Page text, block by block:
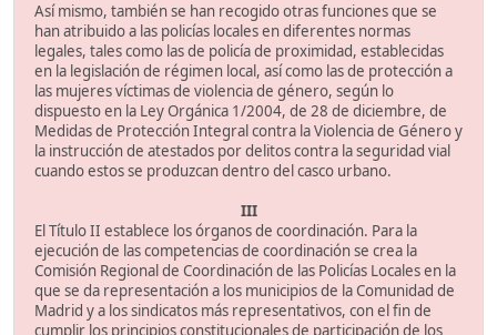
Así mismo, también se han recogido otras funciones que se
han atribuido a las policías locales en diferentes normas
legales, tales como las de policía de proximidad, establecidas
en la legislación de régimen local, así como las de protección a
las mujeres víctimas de violencia de género, según lo
dispuesto en la Ley Orgánica 1/2004, de 28 de diciembre, de
Medidas de Protección Integral contra la Violencia de Género y
la instrucción de atestados por delitos contra la seguridad vial
cuando estos se produzcan dentro del casco urbano.
III
El Título II establece los órganos de coordinación. Para la
ejecución de las competencias de coordinación se crea la
Comisión Regional de Coordinación de las Policías Locales en la
que se da representación a los municipios de la Comunidad de
Madrid y a los sindicatos más representativos, con el fin de